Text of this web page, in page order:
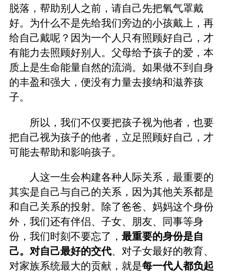
脱落，帮助别人之前，请自己先把氧气罩戴
好。为什么不是先给我们旁边的小孩戴上，再
给自己戴呢？因为一个人只有照顾好自己，才
有能力去照顾好别人。父母给予孩子的爱，本
质上是生命能量自然的流淌。如果做不到自身
的丰盈和强大，便没有力量去接纳和滋养孩
子。
所以，我们不仅要把孩子视为他者，也要
把自己视为孩子的他者，立足照顾好自己，才
可能去帮助和影响孩子。
人这一生会构建各种人际关系，最重要的
其实是自己与自己的关系，因为其他关系都是
和自己关系的投射。除了爸爸、妈妈这个身份
外，我们还有伴侣、子女、朋友、同事等身
份，我们时刻不要忘了， 最重要的身份是自
己。对自己最好的交代、对子女最好的教育、
对家族系统最大的贡献，就是每一代人都负起